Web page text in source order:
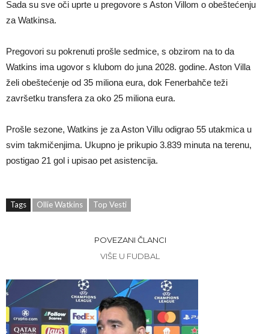
Sada su sve oči uprte u pregovore s Aston Villom o obeštećenju
za Watkinsa.
Pregovori su pokrenuti prošle sedmice, s obzirom na to da
Watkins ima ugovor s klubom do juna 2028. godine. Aston Villa
želi obeštećenje od 35 miliona eura, dok Fenerbahče teži
završetku transfera za oko 25 miliona eura.
Prošle sezone, Watkins je za Aston Villu odigrao 55 utakmica u
svim takmičenjima. Ukupno je prikupio 3.839 minuta na terenu,
postigao 21 gol i upisao pet asistencija.
Tags Ollie Watkins Top Vesti
POVEZANI ČLANCI
VIŠE U FUDBAL